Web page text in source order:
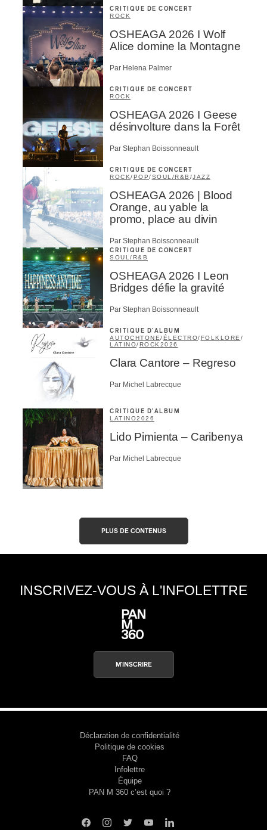
CRITIQUE DE CONCERT
ROCK
OSHEAGA 2026 I Wolf
Alice domine la Montagne
Par Helena Palmer
CRITIQUE DE CONCERT
ROCK
OSHEAGA 2026 I Geese
désinvolture dans la Forêt
Par Stephan Boissonneault
CRITIQUE DE CONCERT
ROCK/POP/SOUL/R&B /JAZZ
OSHEAGA 2026 | Blood
Orange, au yable la
promo, place au divin
Par Stephan Boissonneault
CRITIQUE DE CONCERT
SOUL/R&B
OSHEAGA 2026 I Leon
Bridges défie la gravité
Par Stephan Boissonneault
CRITIQUE D'ALBUM
AUTOCHTONE/ÉLECTRO/FOLKLORE /
LATINO/ROCK 2026
Clara Cantore – Regreso
Par Michel Labrecque
CRITIQUE D'ALBUM
LATINO2026
Lido Pimienta – Caribenya
Par Michel Labrecque
PLUS DE CONTENUS
INSCRIVEZ-VOUS À L'INFOLETTRE
M'INSCRIRE
Déclaration de confidentialité
Politique de cookies
FAQ
Infolettre
Équipe
PAN M 360 c’est quoi ?